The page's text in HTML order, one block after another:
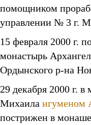
помощником
управлении № 3 г.
15 февраля 2000 г.
монастырь
Ордынского р-на
29 декабря 2000 г.
Михаила игуменом
пострижен в